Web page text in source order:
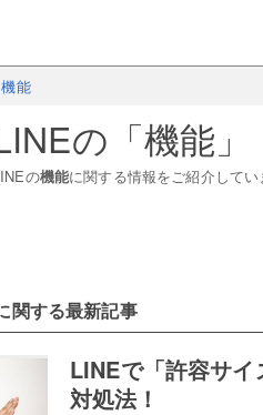
機能
の「機能 」
の機能に関する情報をご紹介してい
関する最新記事
LINEで「許容サ
対処法！